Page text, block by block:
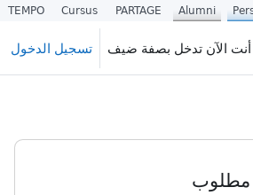
أنت الآن تدخل بصفة ضيف تسجيل الدخول
مطلوب
Alumni
PARTAGE
Cursus
TEMPO